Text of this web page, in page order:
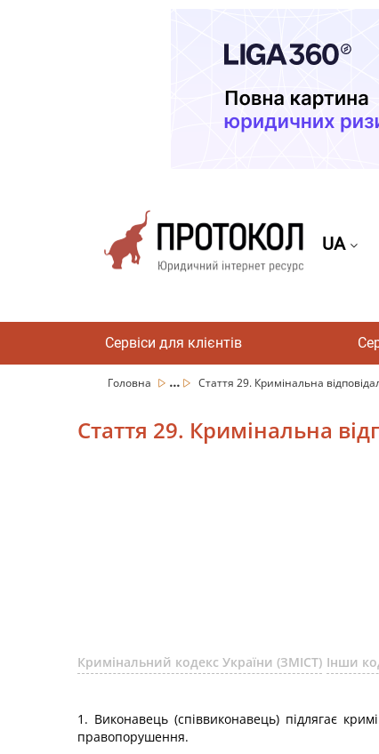
UA
Сервіси для клієнтів
Головна ... Стаття 29. Кримінальна
Стаття 29. Кримінальна
Кримінальний кодекс України (ЗМІСТ) Інши
1. Виконавець (співвиконавець) підлягає
правопорушення.